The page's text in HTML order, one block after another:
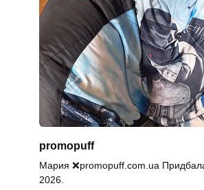
promopuff
Мария ❌promopuff.com.uа
2026.